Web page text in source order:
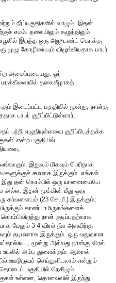
நீர்ப்பகுதிகளில் வாழும். இதன்
சமம். தலையிலும் கழுத்திலும்
இருந்த ஒரு அஜுடண்ட் கொக்கு
கோழியையும் விழுங்கியதாக பாபர்
அமைப்புடையது. ஓர்
தலைகீழாகத்
இடைப்பட்ட பகுதியில் மூன்று, நான்கு
பாபர் குறிப்பிட்டுள்ளார்.
பற்றி எழுதியுள்ளவை குறிப்பிடத்தக்க
என்ற பகுதியில்
இதுவும் மிகவும் பெரிதாக
சமமாக இருக்கும். எங்கள்
இது தன் கொம்பில் ஒரு யானையையே
அல்ல. இதன் மூக்கின் மீது ஒரு
கர்வளையம் (23 செ.மீ.) இருக்கும்;
காண்டாமிருகங்களைக்
நான் குடிப்பதற்காக
மேலும் 3-4 விரல் நீள அளவிற்கு
தடிமனாக இருக்கும். ஒரு வலுவான
மூன்று அல்லது நான்கு விரல்
அம்பு துளைக்கும். ஆனால்
ஊடுருவச் செய்துவிடலாம் என்றும்
பகுதியில் நெகிழும்
உள்ளன; தொலைவில் இருந்து